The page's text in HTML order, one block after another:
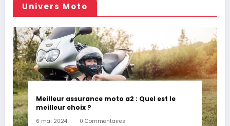
Univers Moto
Meilleur assurance moto a2 : Quel est le
meilleur choix ?
6 mai 2024 0 Commentaires